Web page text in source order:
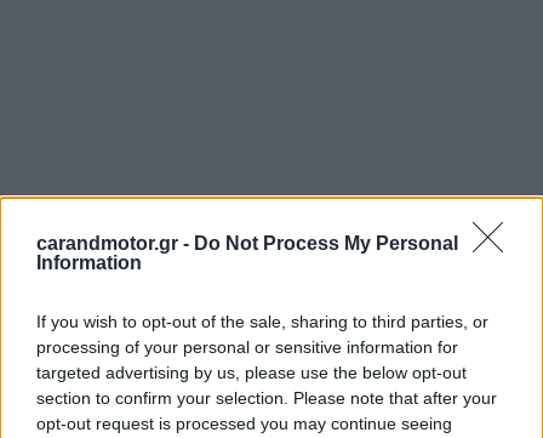
carandmotor.gr - Do Not Process My Personal
Information
If you wish to opt-out of the sale, sharing to third parties, or
processing of your personal or sensitive information for
targeted advertising by us, please use the below opt-out
section to confirm your selection. Please note that after your
opt-out request is processed you may continue seeing